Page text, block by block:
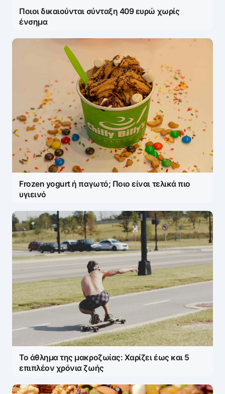
Ποιοι δικαιούνται σύνταξη 409 ευρώ χωρίς
ένσημα
Frozen yogurt ή παγωτό; Ποιο είναι τελικά πιο
υγιεινό
Το άθλημα της μακροζωίας: Χαρίζει έως και 5
επιπλέον χρόνια ζωής